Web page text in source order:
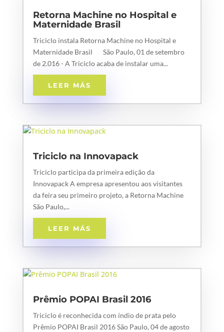
Retorna Machine no Hospital e
Maternidade Brasil
Triciclo instala Retorna Machine no Hospital e
Maternidade Brasil São Paulo, 01 de setembro
de 2.016 - A Triciclo acaba de instalar uma...
LEER MÁS
Triciclo na Innovapack
Triciclo participa da primeira edição da
Innovapack A empresa apresentou aos visitantes
da feira seu primeiro projeto, a Retorna Machine
São Paulo,...
LEER MÁS
Prêmio POPAI Brasil 2016
Triciclo é reconhecida com índio de prata pelo
Prêmio POPAI Brasil 2016 São Paulo, 04 de agosto